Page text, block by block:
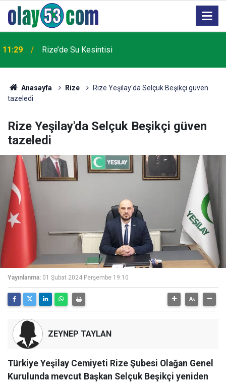
11:29 Rize’de Su Kesintisi
Anasayfa Rize
Rize Yeşilay'da Selçuk Beşikçi güven
tazeledi
Rize Yeşilay'da Selçuk Beşikçi güven
tazeledi
Yayınlanma: 01 Şubat 2024 Perşembe 19:10
ZEYNEP TAYLAN
Türkiye Yeşilay Cemiyeti Rize Şubesi Olağan Genel
Kurulunda mevcut Başkan Selçuk Beşikçi yeniden